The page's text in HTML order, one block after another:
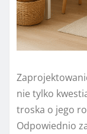
nie tylko
troska o jego
Odpowiednio